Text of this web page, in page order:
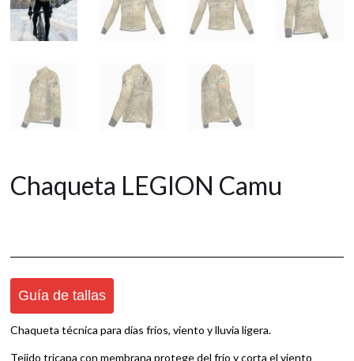
Chaqueta LEGION Camu
Chaqueta técnica para días fríos, viento y lluvia ligera.
Tejido tricapa con membrana protege del frío y corta el viento
Guía de tallas